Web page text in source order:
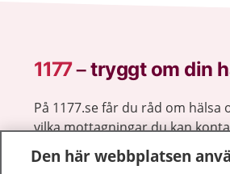
1177–tryggt om din
På 1177.se får du råd om
vilka mottagningar du kan
och göra dina vårdärenden.
sjukvårdsrådgivning dygnet
Den här webbplatsen